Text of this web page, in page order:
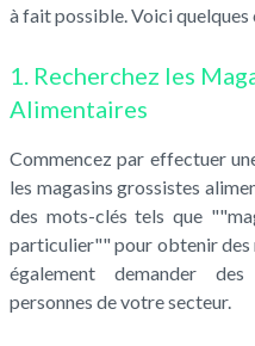
à fait possible. Voici quelques
1. Recherchez les
Alimentaires
Commencez par effectuer
les magasins grossistes
des mots-clés tels que
particulier"" pour obtenir des
également demander
personnes de votre secteur.